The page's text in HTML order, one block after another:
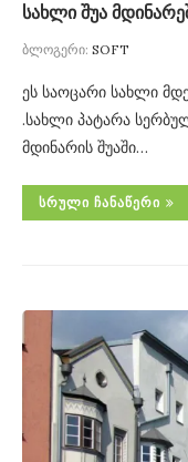
სახლი შუა
ბლოგერი: SOFT
ეს საოცარი სახლი
.სახლი პატარა
მდინარის შუაში…
ᲡᲠᲣᲚᲘ ᲩᲐᲜᲐᲬᲔᲠᲘ